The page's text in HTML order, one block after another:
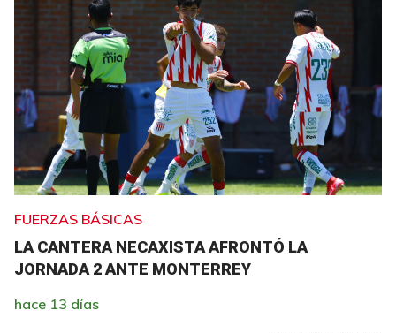
FUERZAS BÁSICAS
LA CANTERA NECAXISTA AFRONTÓ LA
JORNADA 2 ANTE MONTERREY
hace 13 días